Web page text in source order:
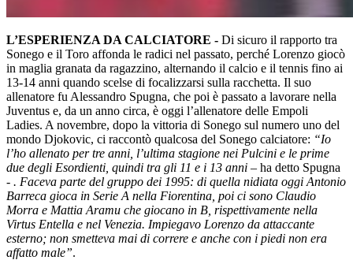
L’ESPERIENZA DA CALCIATORE - Di sicuro il rapporto tra
Sonego e il Toro affonda le radici nel passato, perché Lorenzo giocò
in maglia granata da ragazzino, alternando il calcio e il tennis fino ai
13-14 anni quando scelse di focalizzarsi sulla racchetta. Il suo
allenatore fu Alessandro Spugna, che poi è passato a lavorare nella
Juventus e, da un anno circa, è oggi l’allenatore delle Empoli
Ladies. A novembre, dopo la vittoria di Sonego sul numero uno del
mondo Djokovic, ci raccontò qualcosa del Sonego calciatore: “Io
l’ho allenato per tre anni, l’ultima stagione nei Pulcini e le prime
due degli Esordienti, quindi tra gli 11 e i 13 anni – ha detto Spugna
- . Faceva parte del gruppo dei 1995: di quella nidiata oggi Antonio
Barreca gioca in Serie A nella Fiorentina, poi ci sono Claudio
Morra e Mattia Aramu che giocano in B, rispettivamente nella
Virtus Entella e nel Venezia. Impiegavo Lorenzo da attaccante
esterno; non smetteva mai di correre e anche con i piedi non era
affatto male”.